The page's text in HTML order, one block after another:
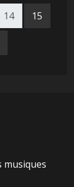
14 15
musiques